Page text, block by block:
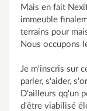
Mais en fait
immeuble
terrains pour
Nous occupons
Je m'inscris sur
parler, s'aider,
D'ailleurs qq'un
d'être viabilisé